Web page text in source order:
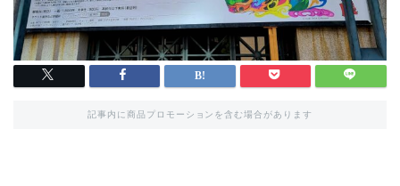
記事内に商品プロモーションを含む場合があります